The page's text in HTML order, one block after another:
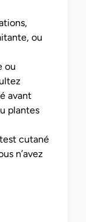
ou
ou
avant
plantes
cutané
n’avez